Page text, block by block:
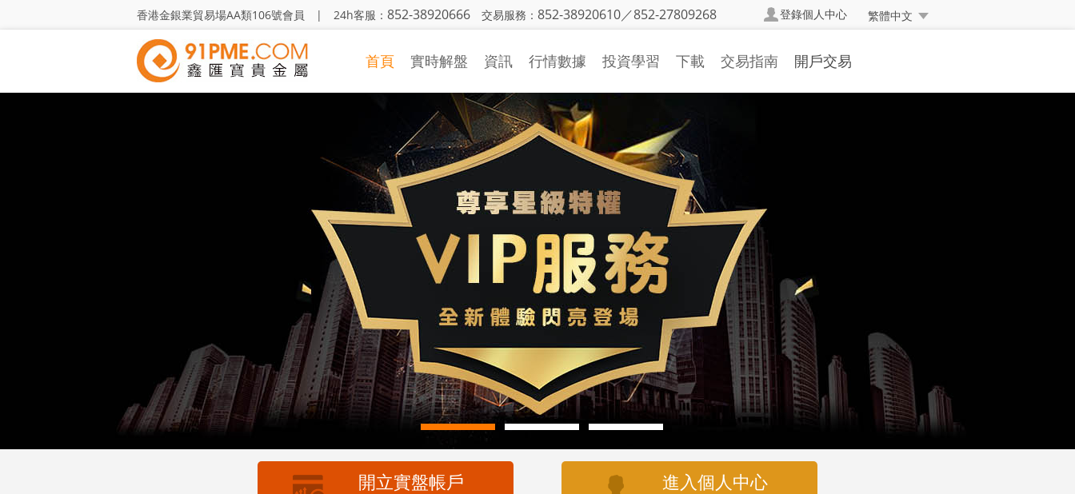
香港金銀業貿易場AA類106號會員 | 24h客服： 852-38920666 交易服務： 852-38920610／852-27809268 繁體中文
登錄個人中心
首頁 實時解盤 資訊
金銀日評
策略研究
機構觀點
市場動態
行情數據
行情中心
財經日曆
投資學習
基本面知識
技術面知識
投資技巧
視頻學習
投資詞彙
下載 交易指南
掛單交易
交易詞彙
常見問題
資金安全
異常交易處理
開戶交易
人民幣兌換率
反洗黑錢聲明
開立實盤帳戶 進入個人中心